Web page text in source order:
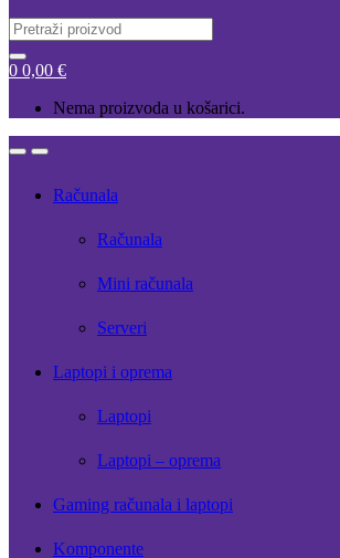
Search
for:
0 0,00 €
Nema proizvoda u košarici.
OpenClose
Računala
Računala
Mini računala
Serveri
Laptopi i oprema
Laptopi
Laptopi – oprema
Gaming računala i laptopi
Komponente